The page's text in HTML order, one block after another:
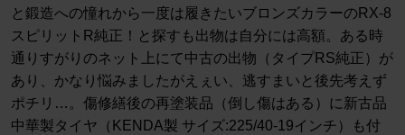
と鍛造への憧れから一度は履きたいブロンズカラーのRX-8
スピリットR純正！と探すも出物は自分には高額。ある時
通りすがりのネット上にて中古の出物（タイプRS純正）が
あり、かなり悩みましたがえぇい、逃すまいと後先考えず
ポチリ…。傷修繕後の再塗装品（倒し傷はある）に新古品
中華製タイヤ（KENDA製 サイズ:225/40-19インチ）も付